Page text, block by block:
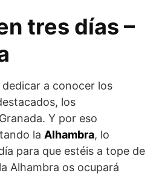
tres días –
a conocer los
los
Y por eso
la Alhambra, lo
para que estéis a tope de
Alhambra os ocupará